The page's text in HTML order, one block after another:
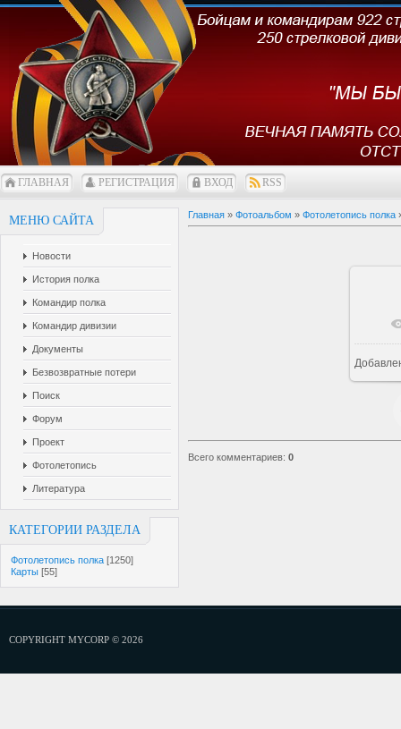
ГЛАВНАЯ РЕГИСТРАЦИЯ ВХОД RSS
МЕНЮ САЙТА
Новости
История полка
Командир полка
Командир дивизии
Документы
Безвозвратные потери
Поиск
Форум
Проект
Фотолетопись
Литература
КАТЕГОРИИ РАЗДЕЛА
Фотолетопись полка [1250]
Карты [55]
Главная » Фотоальбом » Фотолетопись полка
Всего комментариев: 0
COPYRIGHT MYCORP © 2026